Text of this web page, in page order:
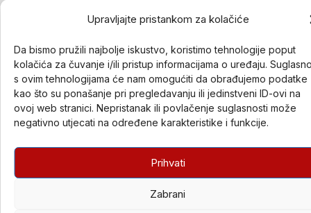
Upravljajte pristankom za kolačiće
Da bismo pružili najbolje iskustvo, koristimo tehnologije poput
kolačića za čuvanje i/ili pristup informacijama o uređaju.
s ovim tehnologijama će nam omogućiti da obrađujemo podatke
kao što su ponašanje pri pregledavanju ili jedinstveni ID-ovi na
ovoj web stranici. Nepristanak ili povlačenje suglasnosti može
negativno utjecati na određene karakteristike i funkcije.
Prihvati
Zabrani